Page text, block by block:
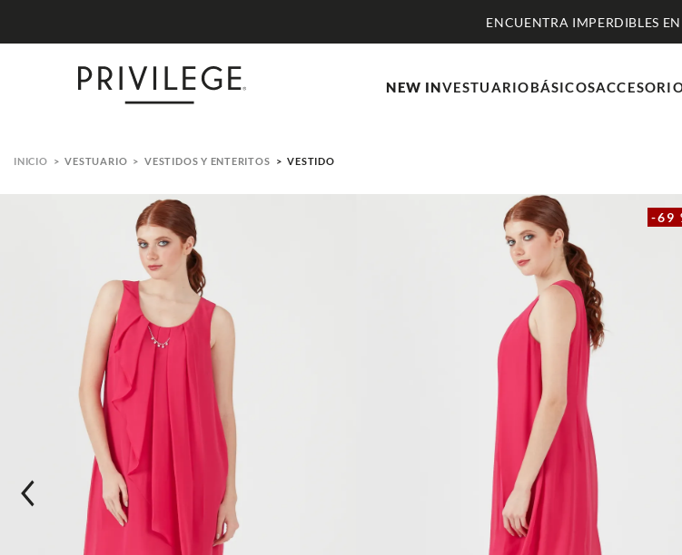
NEW INVESTUARIOBÁSICOS
VESTUARIO VESTIDOS Y ENTERITOS VESTIDO
-69